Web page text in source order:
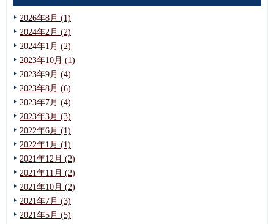
2026年8月 (1)
2024年2月 (2)
2024年1月 (2)
2023年10月 (1)
2023年9月 (4)
2023年8月 (6)
2023年7月 (4)
2023年3月 (3)
2022年6月 (1)
2022年1月 (1)
2021年12月 (2)
2021年11月 (2)
2021年10月 (2)
2021年7月 (3)
2021年5月 (5)